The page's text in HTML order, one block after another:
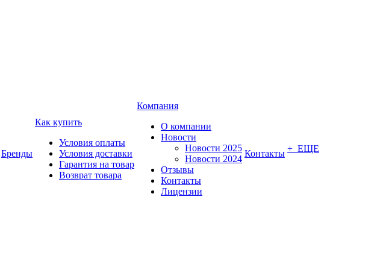
Бренды
Как купить
Условия оплаты
Условия доставки
Гарантия на товар
Возврат товара
Компания
О компании
Новости
Новости 2025
Новости 2024
Отзывы
Контакты
Лицензии
Контакты + ЕЩЕ